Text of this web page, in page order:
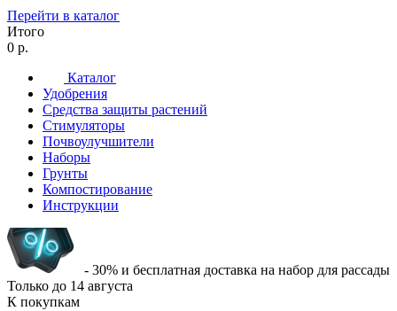
Перейти в каталог
Итого
0 р.
Каталог
Удобрения
Средства защиты растений
Стимуляторы
Почвоулучшители
Наборы
Грунты
Компостирование
Инструкции
- 30% и бесплатная доставка на набор для рассады
Только до 14 августа
К покупкам